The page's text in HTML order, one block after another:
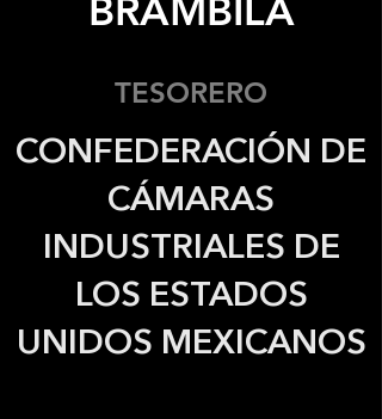
BRAMBILA
TESORERO
CONFEDERACIÓN DE
CÁMARAS
INDUSTRIALES DE
LOS ESTADOS
UNIDOS MEXICANOS